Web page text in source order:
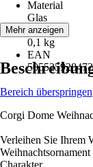
Material
Glas
Gewicht
0,1 kg
EAN
Mehr anzeigen
Bereich überspringen
Corgi Dome
Verleihen Sie Ihrem
Charakter.